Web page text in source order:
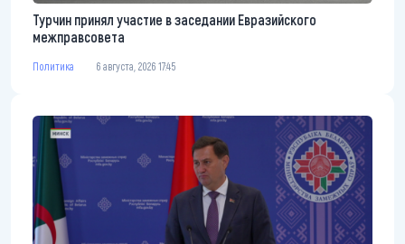
Турчин принял участие в заседании Евразийского
межправсовета
Политика 6 августа, 2026 17:45